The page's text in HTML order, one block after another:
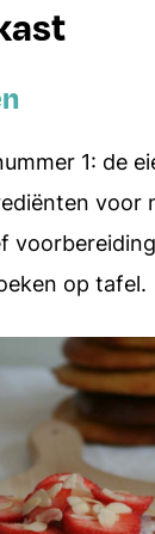
1: de
voor
op tafel.